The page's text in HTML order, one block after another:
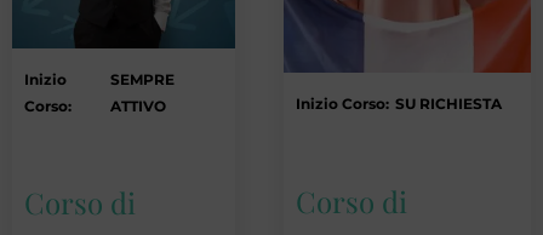
Inizio
Corso:
SEMPRE
ATTIVO
Corso di
Inizio Corso: SU RICHIESTA
Corso di